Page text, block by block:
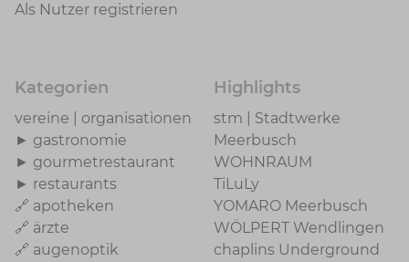
Als Nutzer registrieren
Kategorien
vereine | organisationen
► gastronomie
► gourmetrestaurant
► restaurants
🔗 apotheken
🔗 ärzte
🔗 augenoptik
Highlights
stm | Stadtwerke
Meerbusch
WOHNRAUM
TiLuLy
YOMARO Meerbusch
WÖLPERT Wendlingen
chaplins Underground